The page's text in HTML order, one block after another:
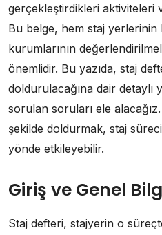
gerçekleştirdikleri aktiviteleri
Bu belge, hem staj yerlerinin
kurumlarının
önemlidir. Bu yazıda, staj
doldurulacağına dair detaylı
sorulan soruları ele
şekilde doldurmak, staj
yönde etkileyebilir.
Giriş ve Genel
Staj defteri, stajyerin o